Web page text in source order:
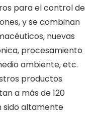
para el control de
y se combinan
nuevas
procesamiento
ambiente, etc.
productos
a más de 120
sido altamente